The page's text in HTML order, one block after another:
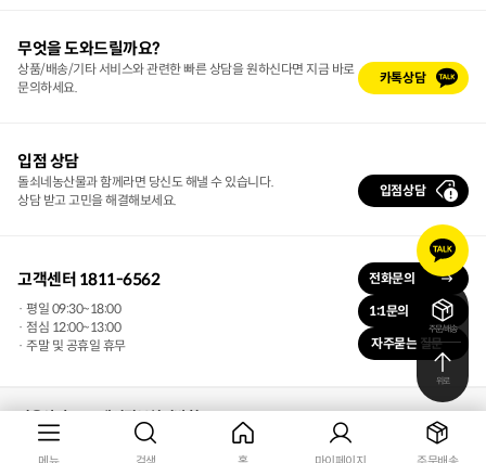
카
카
오
톡
문
의
주문/배송
위로
무엇을 도와드릴까요?
상품/배송/기타 서비스와 관련한 빠른 상담을 원하신다면 지금 바로
문의하세요.
카톡상담
입점 상담
돌쇠네농산물과 함께라면 당신도 해낼 수 있습니다.
상담 받고 고민을 해결해보세요.
입점상담
고객센터 1811-6562
· 평일 09:30~18:00
· 점심 12:00~13:00
· 주말 및 공휴일 휴무
전화문의
1:1문의
자주묻는 질문
이용약관 개인정보처리방침
디에스글로벌 주식회사 | 대표자 : 조휘석